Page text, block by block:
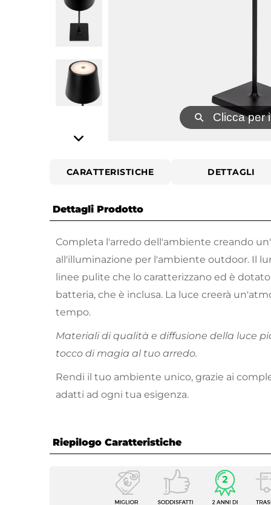
⚲ Clicca per
CARATTERISTICHE DETTAGLI
Dettagli Prodotto
Completa l'arredo dell'ambiente creando
all'illuminazione per l'ambiente outdoor. Il
linee pulite che lo caratterizzano ed è
batteria, che è inclusa. La luce creerà
tempo.
Materiali di qualità e diffusione della luce
tocco di magia al tuo arredo.
Rendi il tuo ambiente unico, grazie ai
adatti ad ogni tua esigenza.
Riepilogo Caratteristiche
Caratteristiche